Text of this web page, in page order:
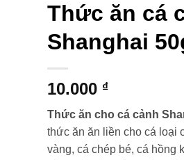
Thức ăn cá
Shanghai
10.000 ₫
Thức ăn cho cá cảnh
thức ăn ăn liền cho cá loại
vàng, cá chép bé, cá hồng